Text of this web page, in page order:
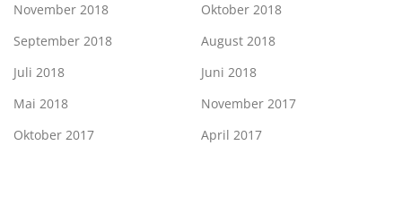
November 2018
Oktober 2018
September 2018
August 2018
Juli 2018
Juni 2018
Mai 2018
November 2017
Oktober 2017
April 2017